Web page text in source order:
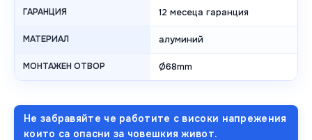
ГАРАНЦИЯ 12 месеца гаранция
МАТЕРИАЛ алуминий
МОНТАЖЕН ОТВОР Ø68mm
Не забравяйте че работите с високи напрежения
които са опасни за човешкия живот.